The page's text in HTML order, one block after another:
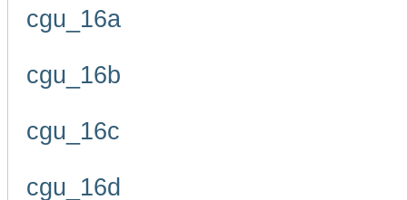
cgu_16a
cgu_16b
cgu_16c
cgu_16d